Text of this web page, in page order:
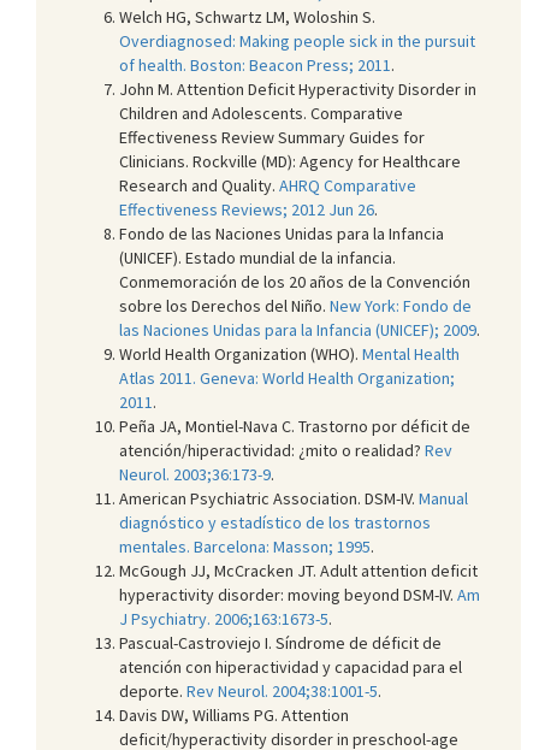
Welch HG, Schwartz LM, Woloshin S.
Overdiagnosed: Making people sick in the pursuit
of health. Boston: Beacon Press; 2011 .
John M. Attention Deficit Hyperactivity Disorder in
Children and Adolescents. Comparative
Effectiveness Review Summary Guides for
Clinicians. Rockville (MD): Agency for Healthcare
Research and Quality. AHRQ Comparative
Effectiveness Reviews; 2012 Jun 26.
Fondo de las Naciones Unidas para la Infancia
(UNICEF). Estado mundial de la infancia.
Conmemoración de los 20 años de la Convención
sobre los Derechos del Niño. New York: Fondo de
las Naciones Unidas para la Infancia (UNICEF); 2009.
World Health Organization (WHO). Mental Health
Atlas 2011. Geneva: World Health Organization;
2011 .
Peña JA, Montiel-Nava C. Trastorno por déficit de
atención/hiperactividad: ¿mito o realidad? Rev
Neurol. 2003;36:173-9.
American Psychiatric Association. DSM-IV. Manual
diagnóstico y estadístico de los trastornos
mentales. Barcelona: Masson; 1995.
McGough JJ, McCracken JT. Adult attention deficit
hyperactivity disorder: moving beyond DSM-IV. Am
J Psychiatry. 2006;163:1673-5.
Pascual-Castroviejo I. Síndrome de déficit de
atención con hiperactividad y capacidad para el
deporte. Rev Neurol. 2004;38:1001-5.
Davis DW, Williams PG. Attention
deficit/hyperactivity disorder in preschool-age